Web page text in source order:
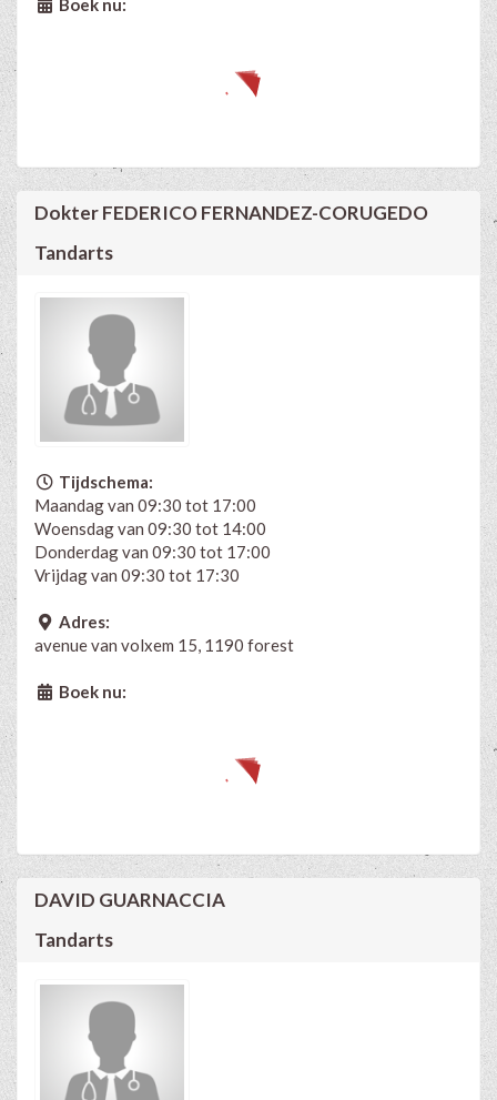
Boek nu:
Dokter FEDERICO FERNANDEZ-CORUGEDO
Tandarts
Tijdschema:
Maandag van 09:30 tot 17:00
Woensdag van 09:30 tot 14:00
Donderdag van 09:30 tot 17:00
Vrijdag van 09:30 tot 17:30
Adres:
avenue van volxem 15, 1190 forest
Boek nu:
DAVID GUARNACCIA
Tandarts